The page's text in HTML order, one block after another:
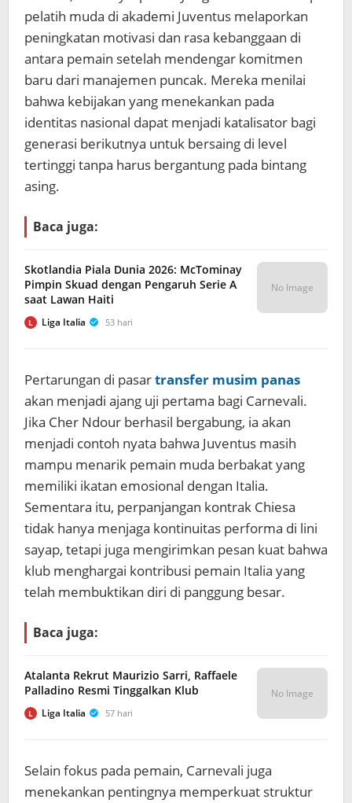
pelatih muda di akademi Juventus melaporkan
peningkatan motivasi dan rasa kebanggaan di
antara pemain setelah mendengar komitmen
baru dari manajemen puncak. Mereka menilai
bahwa kebijakan yang menekankan pada
identitas nasional dapat menjadi katalisator bagi
generasi berikutnya untuk bersaing di level
tertinggi tanpa harus bergantung pada bintang
asing.
Baca juga:
Skotlandia Piala Dunia 2026: McTominay
Pimpin Skuad dengan Pengaruh Serie A
saat Lawan Haiti
L Liga Italia 53 hari
No Image
Pertarungan di pasartransfer musim panas
akan menjadi ajang uji pertama bagi Carnevali.
Jika Cher Ndour berhasil bergabung, ia akan
menjadi contoh nyata bahwa Juventus masih
mampu menarik pemain muda berbakat yang
memiliki ikatan emosional dengan Italia.
Sementara itu, perpanjangan kontrak Chiesa
tidak hanya menjaga kontinuitas performa di lini
sayap, tetapi juga mengirimkan pesan kuat bahwa
klub menghargai kontribusi pemain Italia yang
telah membuktikan diri di panggung besar.
Baca juga:
Atalanta Rekrut Maurizio Sarri, Raffaele
Palladino Resmi Tinggalkan Klub
L Liga Italia 57 hari
No Image
Selain fokus pada pemain, Carnevali juga
menekankan pentingnya memperkuat struktur